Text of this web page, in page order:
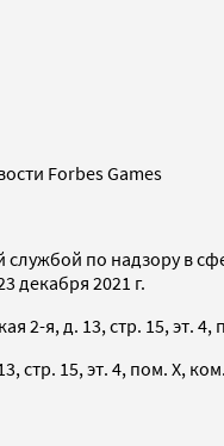
Forbes Games
службой по надзору в
декабря 2021 г.
2-я, д. 13, стр. 15, эт. 4,
стр. 15, эт. 4, пом. X,